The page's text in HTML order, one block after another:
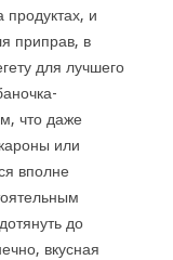
продуктах, и
приправ, в
для лучшего
что даже
или
вполне
до
вкусная